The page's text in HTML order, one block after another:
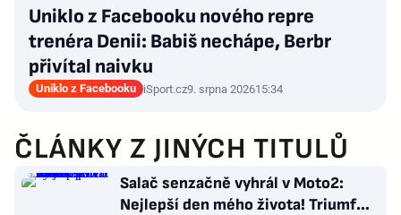
Uniklo z Facebooku nového repre
trenéra Denii: Babiš nechápe, Berbr
přivítal naivku
Uniklo z Facebooku iSport.cz9. srpna 202615:34
ČLÁNKY Z JINÝCH TITULŮ
Salač senzačně vyhrál v Moto2:
Nejlepší den mého života! Triumf